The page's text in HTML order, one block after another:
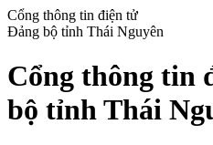
Cổng thông tin điện tử
Đảng bộ tỉnh Thái Nguyên
Cổng thông tin
bộ tỉnh Thái